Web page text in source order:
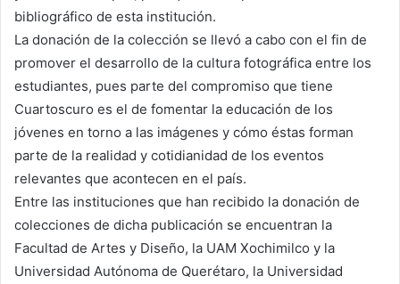
bibliográfico de esta institución.
La donación de la colección se llevó a cabo con el fin de
promover el desarrollo de la cultura fotográfica entre los
estudiantes, pues parte del compromiso que tiene
Cuartoscuro es el de fomentar la educación de los
jóvenes en torno a las imágenes y cómo éstas forman
parte de la realidad y cotidianidad de los eventos
relevantes que acontecen en el país.
Entre las instituciones que han recibido la donación de
colecciones de dicha publicación se encuentran la
Facultad de Artes y Diseño, la UAM Xochimilco y la
Universidad Autónoma de Querétaro, la Universidad